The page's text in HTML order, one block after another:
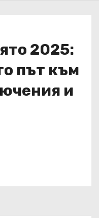
2025:
път към
и